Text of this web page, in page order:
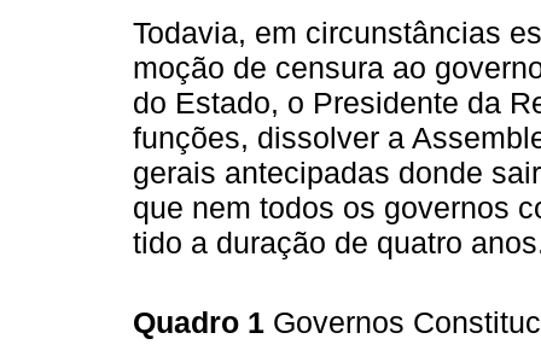
Todavia, em circunstâncias
moção de censura ao
do Estado, o Presidente da
funções, dissolver a
gerais antecipadas donde
que nem todos os governos
tido a duração de quatro
Quadro 1 Governos